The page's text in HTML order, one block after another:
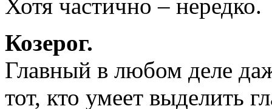
Хотя частично – нередко.
Козерог.
Главный в любом деле
тот, кто умеет выделить